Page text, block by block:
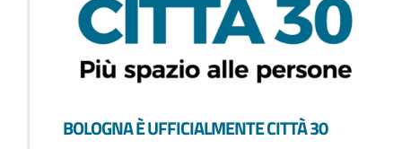
BOLOGNA È UFFICIALMENTE CITTÀ 30